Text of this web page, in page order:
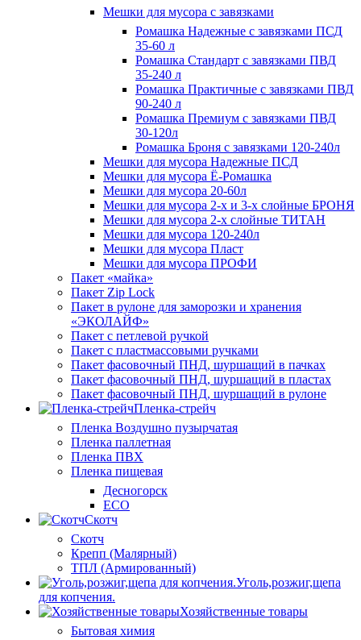
Мешки для мусора с завязками
Ромашка Надежные с завязками ПСД
35-60 л
Ромашка Стандарт с завязками ПВД
35-240 л
Ромашка Практичные с завязками ПВД
90-240 л
Ромашка Премиум с завязками ПВД
30-120л
Ромашка Броня с завязками 120-240л
Мешки для мусора Надежные ПСД
Мешки для мусора Ё-Ромашка
Мешки для мусора 20-60л
Мешки для мусора 2-х и 3-х слойные БРОНЯ
Мешки для мусора 2-х слойные ТИТАН
Мешки для мусора 120-240л
Мешки для мусора Пласт
Мешки для мусора ПРОФИ
Пакет «майка»
Пакет Zip Lock
Пакет в рулоне для заморозки и хранения
«ЭКОЛАЙФ»
Пакет с петлевой ручкой
Пакет с пластмассовыми ручками
Пакет фасовочный ПНД, шуршащий в пачках
Пакет фасовочный ПНД, шуршащий в пластах
Пакет фасовочный ПНД, шуршащий в рулоне
Пленка-стрейч
Пленка Воздушно пузырчатая
Пленка паллетная
Пленка ПВХ
Пленка пищевая
Десногорск
ECO
Скотч
Скотч
Крепп (Малярный)
ТПЛ (Армированный)
Уголь,розжиг,щепа
для копчения.
Хозяйственные товары
Бытовая химия